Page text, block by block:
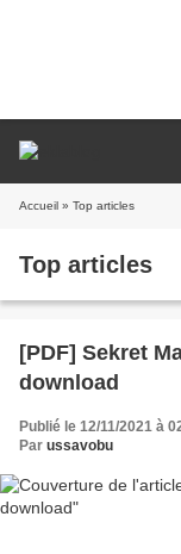
Accueil » Top articles
Top articles
[PDF] Sekret
download
Publié le 12/11/2021 à
Par ussavobu